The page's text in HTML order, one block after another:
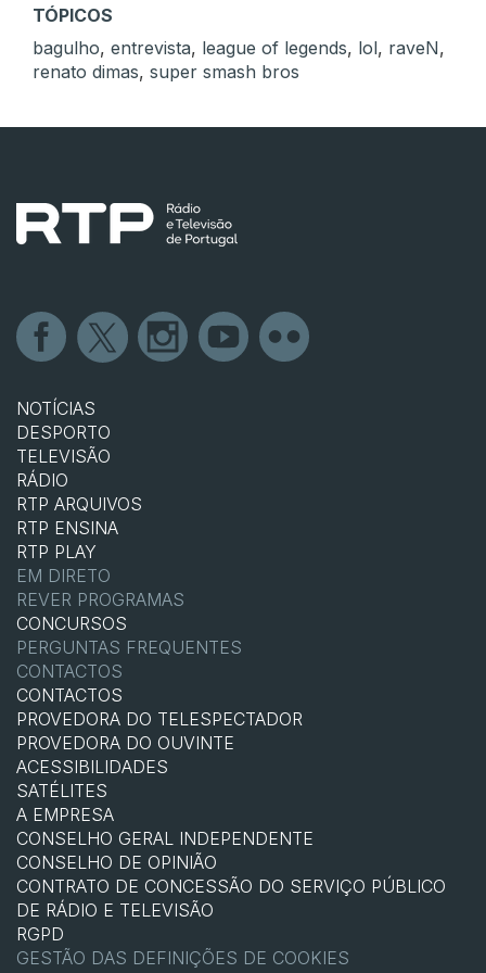
TÓPICOS
bagulho, entrevista, league of legends, lol, raveN,
renato dimas, super smash bros
NOTÍCIAS
DESPORTO
TELEVISÃO
RÁDIO
RTP ARQUIVOS
RTP ENSINA
RTP PLAY
EM DIRETO
REVER PROGRAMAS
CONCURSOS
PERGUNTAS FREQUENTES
CONTACTOS
CONTACTOS
PROVEDORA DO TELESPECTADOR
PROVEDORA DO OUVINTE
ACESSIBILIDADES
SATÉLITES
A EMPRESA
CONSELHO GERAL INDEPENDENTE
CONSELHO DE OPINIÃO
CONTRATO DE CONCESSÃO DO SERVIÇO PÚBLICO
DE RÁDIO E TELEVISÃO
RGPD
GESTÃO DAS DEFINIÇÕES DE COOKIES